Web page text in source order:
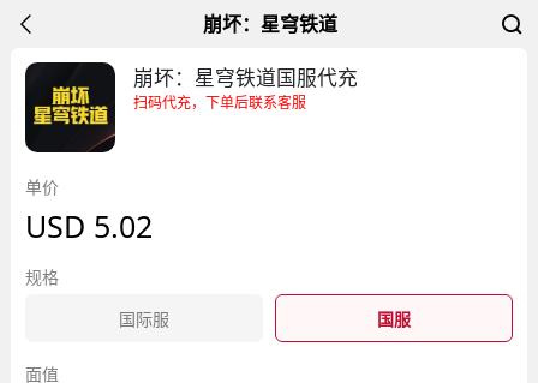
崩坏：星穹铁道
崩坏：星穹铁道国服代充
扫码代充，下单后联系客服
单价
USD 5.02
规格
国际服
国服
面值